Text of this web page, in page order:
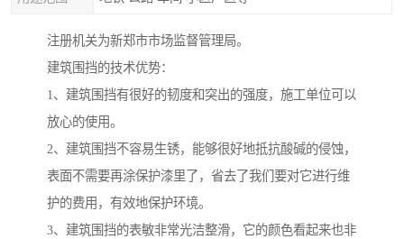
注册机关为新郑市市场监督管理局。
建筑围挡的技术优势：
1、建筑围挡有很好的韧度和突出的强度，施工单位可以
放心的使用。
2、建筑围挡不容易生锈，能够很好地抵抗酸碱的侵蚀，
表面不需要再涂保护漆里了，省去了我们要对它进行维
护的费用，有效地保护环境。
3、建筑围挡的表敏非常光洁整滑，它的颜色看起来也非